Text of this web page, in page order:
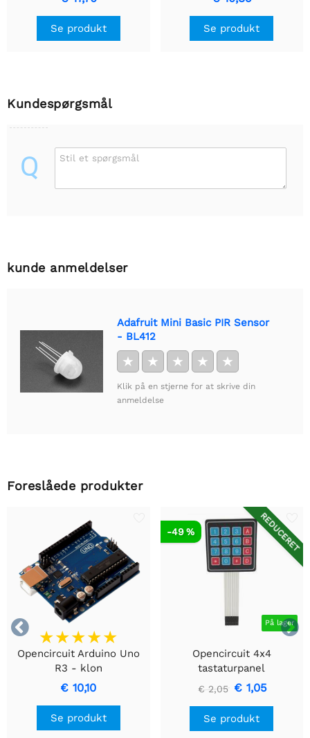
Se produkt Se produkt
Kundespørgsmål
Q Stil et spørgsmål
kunde anmeldelser
Adafruit Mini Basic PIR Sensor
- BL412
★ ★ ★ ★ ★
Klik på en stjerne for at skrive din
anmeldelse
Foreslåede produkter


Opencircuit Arduino Uno
R3 - klon
€ 10,10
Se produkt
REDUCERET
På lager
-49 %
Opencircuit 4x4
tastaturpanel
€ 2,05 € 1,05
Se produkt